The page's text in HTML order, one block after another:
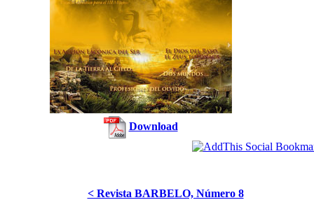
Download
< Revista BARBELO, Número 8